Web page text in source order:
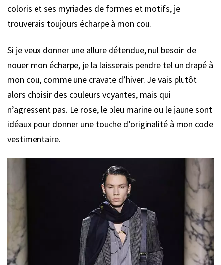
coloris et ses myriades de formes et motifs, je
trouverais toujours écharpe à mon cou.
Si je veux donner une allure détendue, nul besoin de
nouer mon écharpe, je la laisserais pendre tel un drapé à
mon cou, comme une cravate d’hiver. Je vais plutôt
alors choisir des couleurs voyantes, mais qui
n’agressent pas. Le rose, le bleu marine ou le jaune sont
idéaux pour donner une touche d’originalité à mon code
vestimentaire.